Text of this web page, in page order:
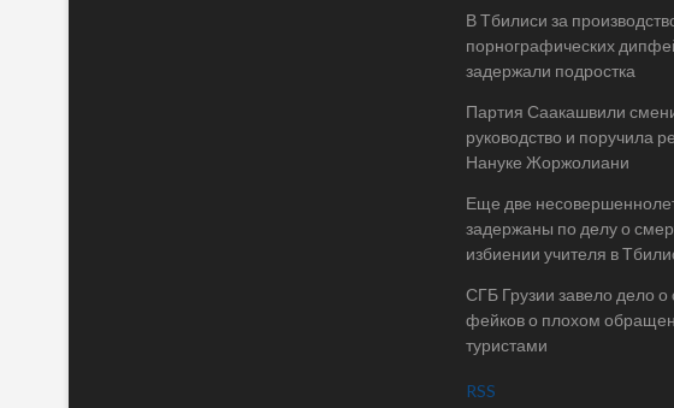
В Тбилиси за
порнографических
задержали подростка
Партия Саакашвили
руководство и поручила
Нануке Жоржолиани
Еще две
задержаны по делу о
избиении учителя в
СГБ Грузии завело дело о
фейков о плохом
туристами
RSS